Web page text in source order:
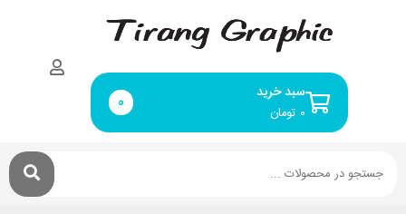
سبد خرید
تومان ۰ 0